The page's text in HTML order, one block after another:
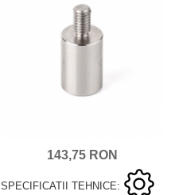
143,75 RON
SPECIFICATII TEHNICE: